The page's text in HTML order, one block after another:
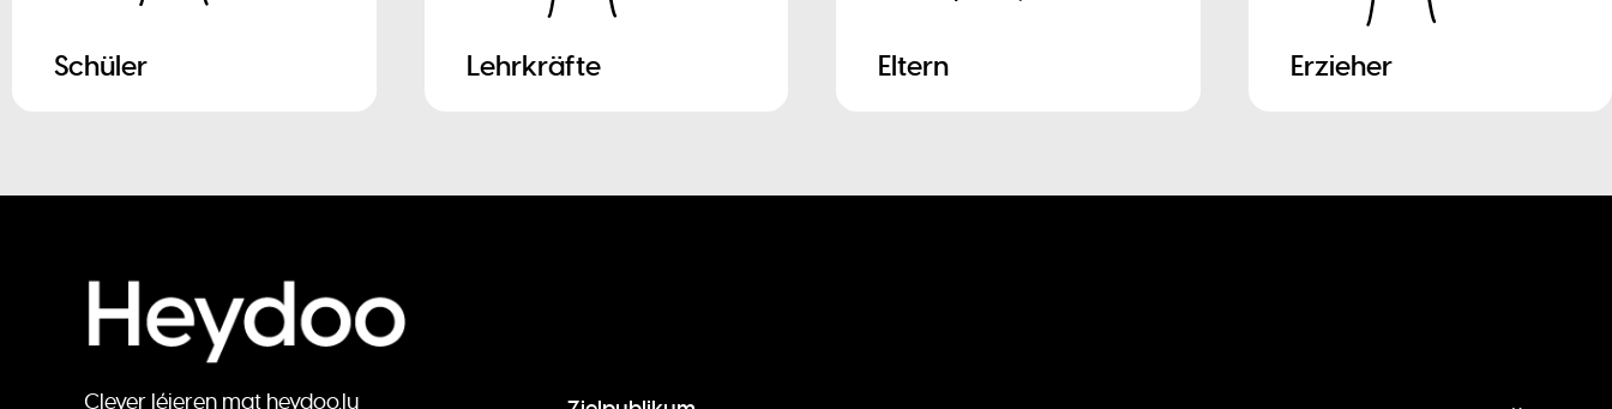
Schüler Lehrkräfte Eltern Erzieher
Clever léieren mat heydoo.lu